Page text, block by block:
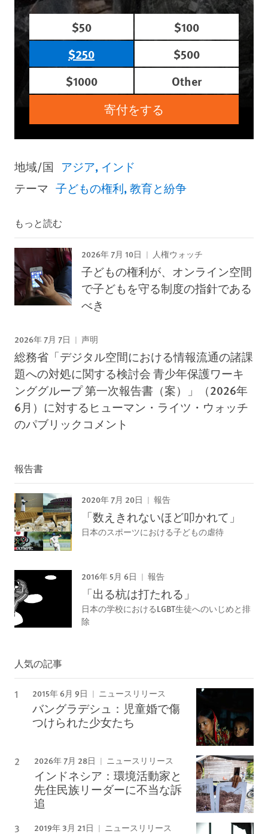
$50
$100
$250
$500
$1000
Other
寄付をする
地域/国 アジア インド
テーマ 子どもの権利 教育と紛争
もっと読む
2026年 7月 10日 人権ウォッチ
子どもの権利が、オンライン空間
で子どもを守る制度の指針である
べき
2026年 7月 7日 声明
総務省「デジタル空間における情報流通の諸課
題への対処に関する検討会 青少年保護ワーキ
ンググループ 第一次報告書（案）」（2026年
6月）に対するヒューマン・ライツ・ウォッチ
のパブリックコメント
報告書
2020年 7月 20日 報告
「数えきれないほど叩かれて」
日本のスポーツにおける子どもの虐待
2016年 5月 6日 報告
「出る杭は打たれる」
日本の学校におけるLGBT生徒へのいじめと排
除
人気の記事
2015年 6月 9日 ニュースリリース
バングラデシュ：児童婚で傷
つけられた少女たち
2026年 7月 28日 ニュースリリース
インドネシア：環境活動家と
先住民族リーダーに不当な訴
追
2019年 3月 21日 ニュースリリース